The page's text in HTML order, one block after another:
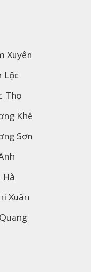
Xuyên
Lộc
Thọ
Khê
Sơn
Hà
Xuân